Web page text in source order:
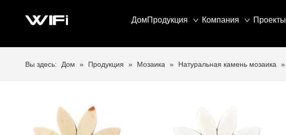
ДомПродукция Компания Проекты
Вы здесь: Дом » Продукция » Мозаика » Натуральная камень мозаика »